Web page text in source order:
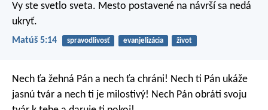
Vy ste svetlo sveta. Mesto postavené na návrší sa nedá
ukryť.
Matúš 5:14 spravodlivosť evanjelizácia život
Nech ťa žehná Pán a nech ťa chráni! Nech ti Pán ukáže
jasnú tvár a nech ti je milostivý! Nech Pán obráti svoju